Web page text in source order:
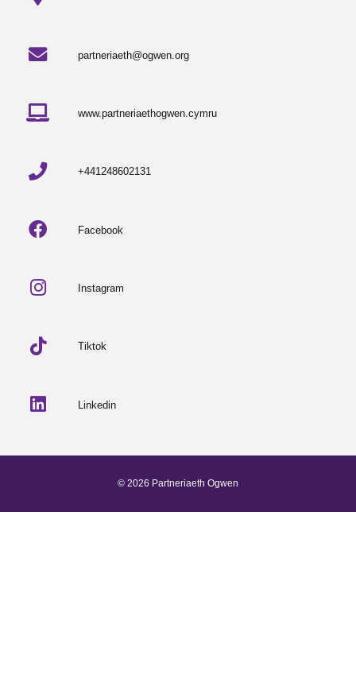
partneriaeth@ogwen.org
www.partneriaethogwen.cymru
+441248602131
Facebook
Instagram
Tiktok
Linkedin
© 2026 Partneriaeth Ogwen